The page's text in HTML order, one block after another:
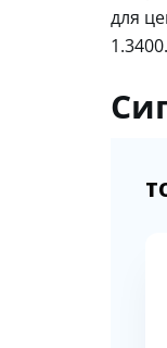
для
1.3400.